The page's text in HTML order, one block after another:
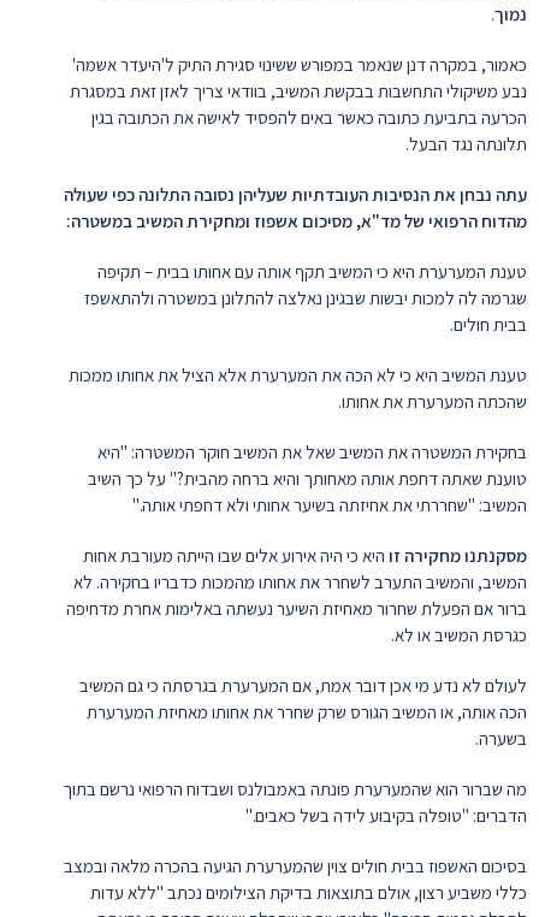
נמוך.
כאמור, במקרה דנן שנאמר במפורש ששינוי סגירת התיק ל'היעדר אשמה'
נבע משיקולי התחשבות בבקשת המשיב, בוודאי צריך לאזן זאת במסגרת
הכרעה בתביעת כתובה כאשר באים להפסיד לאישה את הכתובה בגין
תלונתה נגד הבעל.
עתה נבחן את הנסיבות העובדתיות שעליהן נסובה התלונה כפי שעולה
מהדוח הרפואי של מד"א, מסיכום אשפוז ומחקירת המשיב במשטרה:
טענת המערערת היא כי המשיב תקף אותה עם אחותו בבית – תקיפה
שגרמה לה למכות יבשות שבגינן נאלצה להתלונן במשטרה ולהתאשפז
בבית חולים.
טענת המשיב היא כי לא הכה את המערערת אלא הציל את אחותו ממכות
שהכתה המערערת את אחותו.
בחקירת המשטרה את המשיב שאל את המשיב חוקר המשטרה: "היא
טוענת שאתה דחפת אותה מאחותך והיא ברחה מהבית?" על כך השיב
המשיב: "שחררתי את אחיזתה בשיער אחותי ולא דחפתי אותה."
מסקנתנו מחקירה זו היא כי היה אירוע אלים שבו הייתה מעורבת אחות
המשיב, והמשיב התערב לשחרר את אחותו מהמכות כדבריו בחקירה. לא
ברור אם הפעלת שחרור מאחיזת השיער נעשתה באלימות אחרת מדחיפה
כגרסת המשיב או לא.
לעולם לא נדע מי אכן דובר אמת, אם המערערת בגרסתה כי גם המשיב
הכה אותה, או המשיב הגורס שרק שחרר את אחותו מאחיזת המערערת
בשערה.
מה שברור הוא שהמערערת פונתה באמבולנס ושבדוח הרפואי נרשם בתוך
הדברים: "טופלה בקיבוע לידה בשל כאבים."
בסיכום האשפוז בבית חולים צוין שהמערערת הגיעה בהכרה מלאה ובמצב
כללי משביע רצון, אולם בתוצאות בדיקת הצילומים נכתב "ללא עדות